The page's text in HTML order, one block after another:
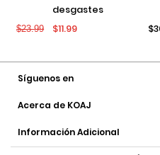
desgastes
$23.99 $11.99
Síguenos en
Acerca de KOAJ
Información Adicional